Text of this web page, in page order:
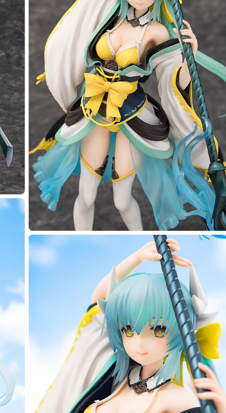
【再販】 Lancer/清姬 - 預定於2025年09月發售
預購期間：2025年01月09日~至 (JST)2025年02月26日
2025年09月發售・每人限購3個
Lancer/清姬 -預定於 2018年11月發售
預購期間：2017年12月14日~至 (JST)2018年01月17日
2018年11月發售・每人限購3個